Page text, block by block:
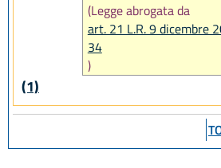
(Legge abrogata da
art. 21 L.R. 9 dicembre
34
)
(1)